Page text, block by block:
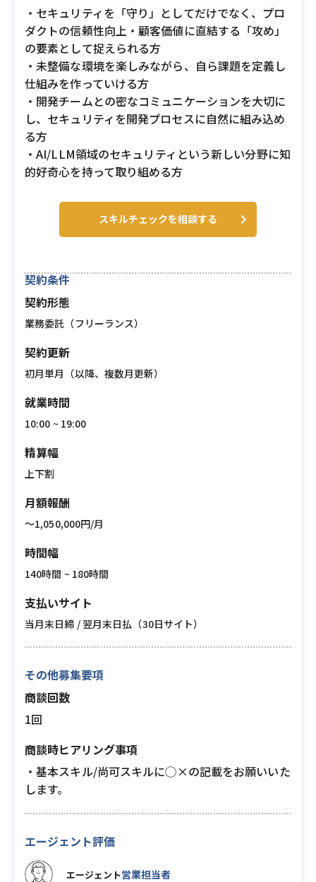
・セキュリティを「守り」としてだけでなく、プロ
ダクトの信頼性向上・顧客価値に直結する「攻め」
の要素として捉えられる方
・未整備な環境を楽しみながら、自ら課題を定義し
仕組みを作っていける方
・開発チームとの密なコミュニケーションを大切に
し、セキュリティを開発プロセスに自然に組み込め
る方
・AI/LLM領域のセキュリティという新しい分野に知
的好奇心を持って取り組める方
スキルチェックを相談する
契約条件
契約形態
業務委託（フリーランス）
契約更新
初月単月（以降、複数月更新）
就業時間
10:00 ~ 19:00
精算幅
上下割
月額報酬
〜1,050,000円/月
時間幅
140時間 ~ 180時間
支払いサイト
当月末日締 / 翌月末日払（30日サイト）
その他募集要項
商談回数
1回
商談時ヒアリング事項
・基本スキル/尚可スキルに◯×の記載をお願いいた
します。
エージェント評価
エージェント営業担当者